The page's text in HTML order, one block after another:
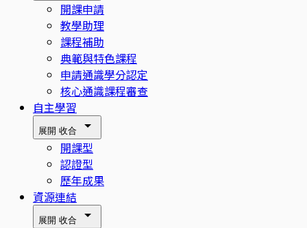
開課申請
教學助理
課程補助
典範與特色課程
申請通識學分認定
核心通識課程審查
自主學習
展開 收合
開課型
認證型
歷年成果
資源連結
展開 收合